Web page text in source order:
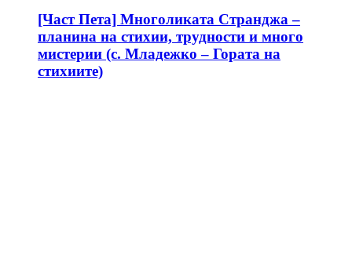
[Част Пета] Многоликата Странджа –
планина на стихии, трудности и много
мистерии (с. Младежко – Гората на
стихиите)